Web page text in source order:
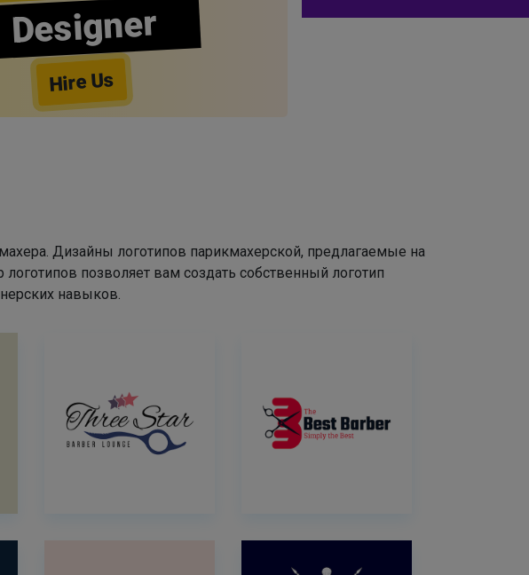
Designer
Hire Us
Дизайны логотипов парикмахерской, предлагаемые на
позволяет вам создать собственный логотип
навыков.